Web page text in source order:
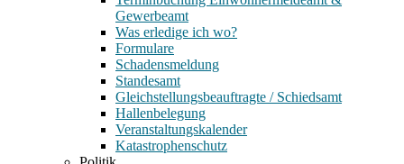
Gewerbeamt
Was erledige ich wo?
Formulare
Schadensmeldung
Standesamt
Gleichstellungsbeauftragte / Schiedsamt
Hallenbelegung
Veranstaltungskalender
Katastrophenschutz